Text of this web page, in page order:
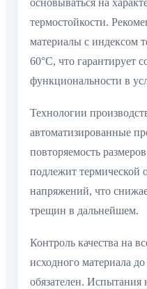
термостойкости.
материалы с индексом
60°C, что гарантирует
функциональности в
Технологии
автоматизированные
повторяемость
подлежит термической
напряжений, что
трещин в дальнейшем.
Контроль качества на
исходного материала
обязателен. Испытания